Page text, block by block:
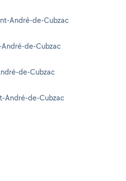
André-de-Cubzac
de-Cubzac
de-Cubzac
André-de-Cubzac